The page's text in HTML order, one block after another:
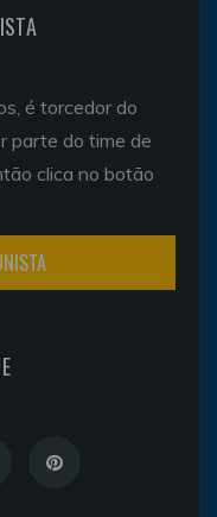
é torcedor do
parte do time de
clica no botão